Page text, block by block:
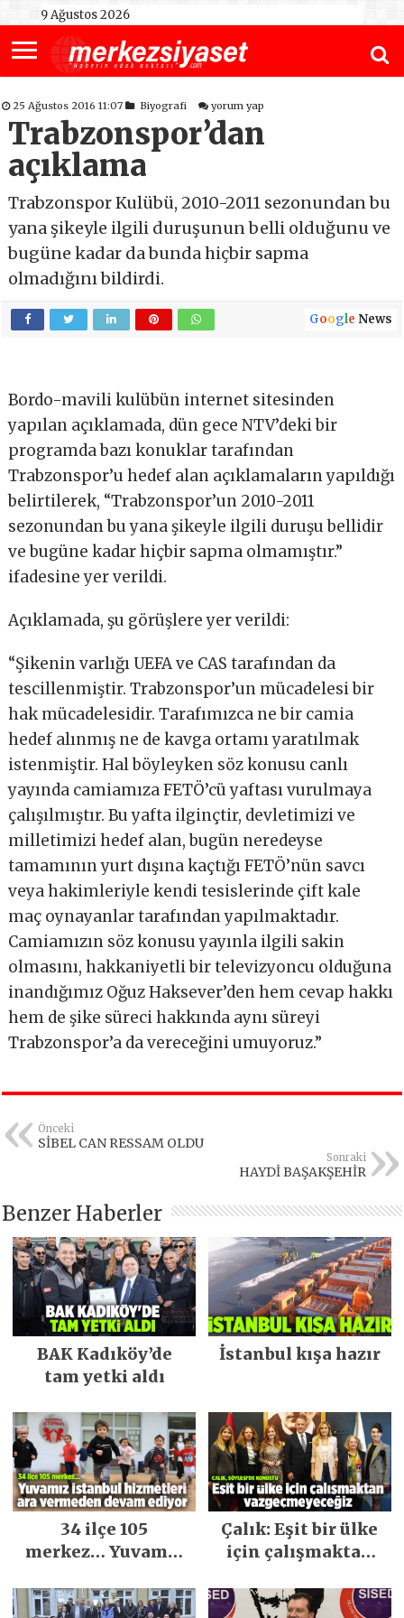
9 Ağustos 2026
25 Ağustos 2016 11:07 Biyografi yorum yap
Trabzonspor’dan
açıklama
Trabzonspor Kulübü, 2010-2011 sezonundan bu
yana şikeyle ilgili duruşunun belli olduğunu ve
bugüne kadar da bunda hiçbir sapma
olmadığını bildirdi.
Google News
Bordo-mavili kulübün internet sitesinden
yapılan açıklamada, dün gece NTV’deki bir
programda bazı konuklar tarafından
Trabzonspor’u hedef alan açıklamaların yapıldığı
belirtilerek, “Trabzonspor’un 2010-2011
sezonundan bu yana şikeyle ilgili duruşu bellidir
ve bugüne kadar hiçbir sapma olmamıştır.”
ifadesine yer verildi.
Açıklamada, şu görüşlere yer verildi:
“Şikenin varlığı UEFA ve CAS tarafından da
tescillenmiştir. Trabzonspor’un mücadelesi bir
hak mücadelesidir. Tarafımızca ne bir camia
hedef alınmış ne de kavga ortamı yaratılmak
istenmiştir. Hal böyleyken söz konusu canlı
yayında camiamıza FETÖ’cü yaftası vurulmaya
çalışılmıştır. Bu yafta ilginçtir, devletimizi ve
milletimizi hedef alan, bugün neredeyse
tamamının yurt dışına kaçtığı FETÖ’nün savcı
veya hakimleriyle kendi tesislerinde çift kale
maç oynayanlar tarafından yapılmaktadır.
Camiamızın söz konusu yayınla ilgili sakin
olmasını, hakkaniyetli bir televizyoncu olduğuna
inandığımız Oğuz Haksever’den hem cevap hakkı
hem de şike süreci hakkında aynı süreyi
Trabzonspor’a da vereceğini umuyoruz.”
Önceki
SİBEL CAN RESSAM OLDU
Sonraki
HAYDİ BAŞAKŞEHİR
Benzer Haberler
BAK Kadıköy’de
tam yetki aldı
İstanbul kışa hazır
34 ilçe 105
merkez… Yuvamız
ara vermeden
Çalık: Eşit bir ülke
için çalışmaktan